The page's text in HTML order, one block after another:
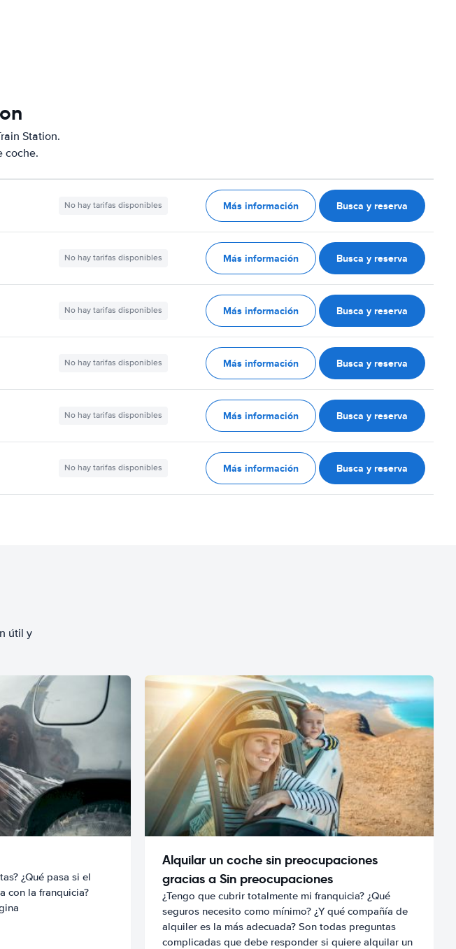
Station.
coche.
No hay tarifas disponibles Más información Busca y reserva
No hay tarifas disponibles Más información Busca y reserva
No hay tarifas disponibles Más información Busca y reserva
No hay tarifas disponibles Más información Busca y reserva
No hay tarifas disponibles Más información Busca y reserva
No hay tarifas disponibles Más información Busca y reserva
útil y
¿Qué pasa si el
con la franquicia?
Alquilar un coche sin preocupaciones
gracias a Sin preocupaciones
¿Tengo que cubrir totalmente mi franquicia? ¿Qué
seguros necesito como mínimo? ¿Y qué compañía de
alquiler es la más adecuada? Son todas preguntas
complicadas que debe responder si quiere alquilar un